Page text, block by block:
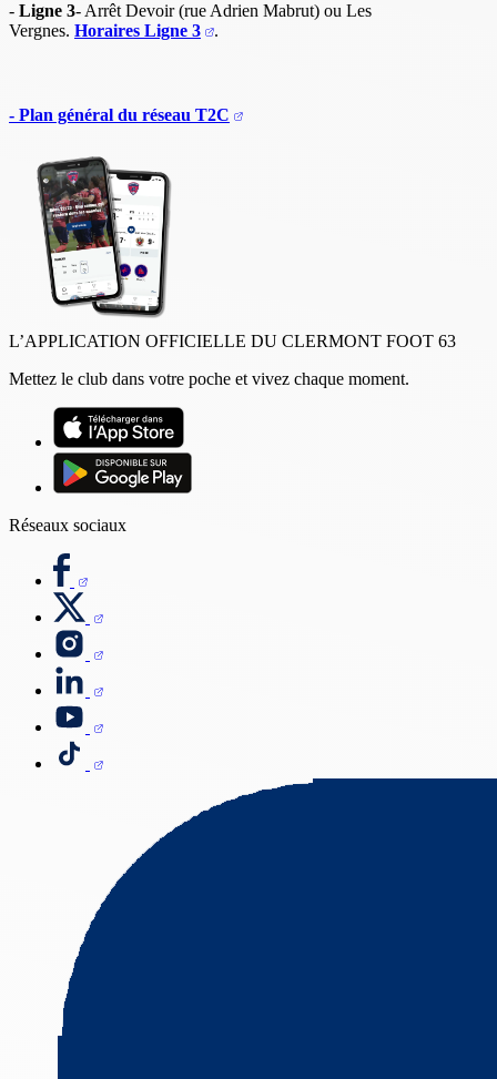
- Ligne 3- Arrêt Devoir (rue Adrien Mabrut) ou Les
Vergnes. Horaires Ligne 3 .
- Plan général du réseau T2C
L’APPLICATION OFFICIELLE DU CLERMONT FOOT 63
Mettez le club dans votre poche et vivez chaque moment.
Réseaux sociaux